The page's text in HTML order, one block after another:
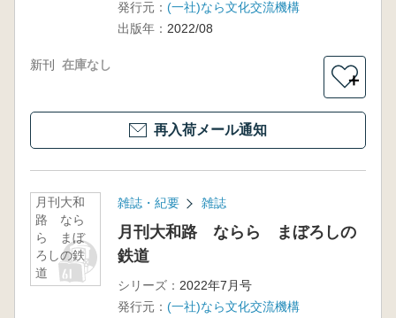
発行元： (一社)なら文化交流機構
出版年： 2022/08
新刊 在庫なし
＋
再入荷メール通知
月刊大和
路 なら
ら まぼ
ろしの鉄
道
雑誌・紀要 雑誌
月刊大和路 ならら まぼろしの
鉄道
シリーズ： 2022年7月号
発行元： (一社)なら文化交流機構